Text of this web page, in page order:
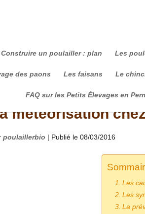
Construire un poulailler : plan Les
des paons Les faisans Le
FAQ sur les Petits Élevages en
météorisation
poulaillerbio | Publié le 08/03/2016
Les
Les
La